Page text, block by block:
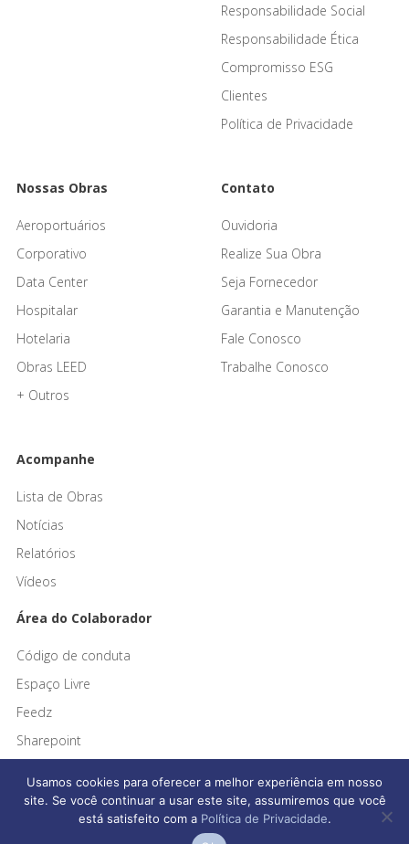
Responsabilidade Social
Responsabilidade Ética
Compromisso ESG
Clientes
Política de Privacidade
Nossas Obras
Aeroportuários
Corporativo
Data Center
Hospitalar
Hotelaria
Obras LEED
+ Outros
Contato
Ouvidoria
Realize Sua Obra
Seja Fornecedor
Garantia e Manutenção
Fale Conosco
Trabalhe Conosco
Acompanhe
Lista de Obras
Notícias
Relatórios
Vídeos
Área do Colaborador
Código de conduta
Espaço Livre
Feedz
Sharepoint
Usamos cookies para oferecer a melhor experiência em nosso
site. Se você continuar a usar este site, assumiremos que você
está satisfeito com a Política de Privacidade.